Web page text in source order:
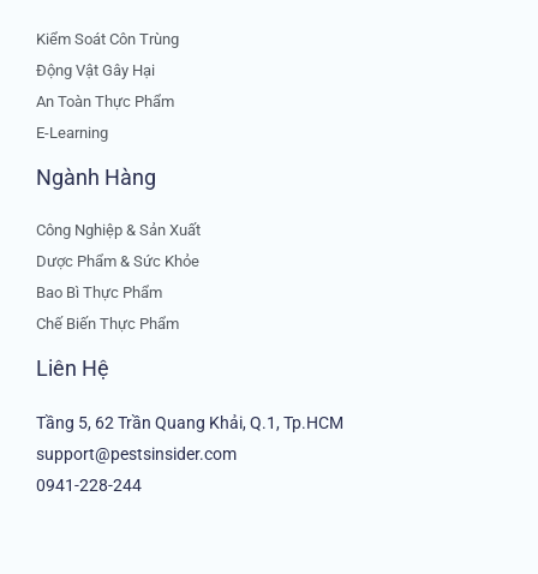
Kiểm Soát Côn Trùng
Động Vật Gây Hại
An Toàn Thực Phẩm
E-Learning
Ngành Hàng
Công Nghiệp & Sản Xuất
Dược Phẩm & Sức Khỏe
Bao Bì Thực Phẩm
Chế Biến Thực Phẩm
Liên Hệ
Tầng 5, 62 Trần Quang Khải, Q.1, Tp.HCM
support@pestsinsider.com
0941-228-244